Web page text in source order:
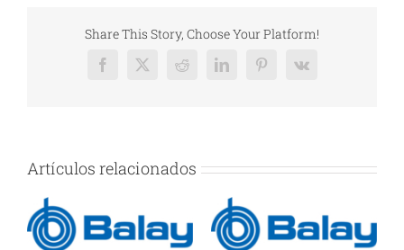
Share This Story, Choose Your Platform!
Facebook
X RedditLinkedInPinterest
Vk
Artículos relacionados